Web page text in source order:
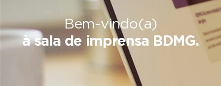
Bem-vindo(a)
à sala de imprensa BDMG.